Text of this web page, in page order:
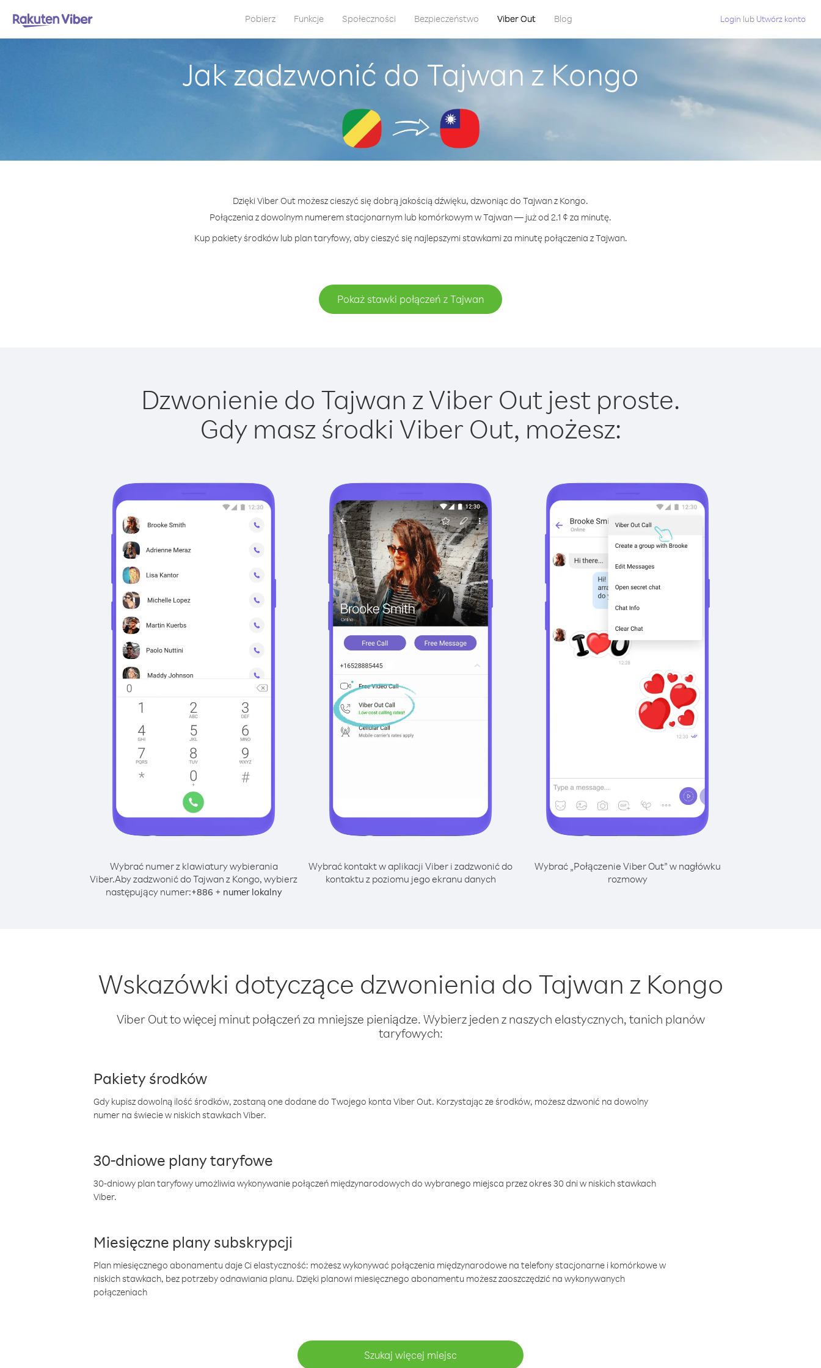
Pobierz Funkcje Społeczności Bezpieczeństwo Viber Out Blog Login lub Utwórz konto
Jak zadzwonić do Tajwan z Kongo
Dzięki Viber Out możesz cieszyć się dobrą jakością dźwięku, dzwoniąc do Tajwan z Kongo.
Połączenia z dowolnym numerem stacjonarnym lub komórkowym w Tajwan — już od 2.1 ¢ za minutę.
Kup pakiety środków lub plan taryfowy, aby cieszyć się najlepszymi stawkami za minutę połączenia z Tajwan.
Pokaż stawki połączeń z Tajwan
Dzwonienie do Tajwan z Viber Out jest proste.
Gdy masz środki Viber Out, możesz:
Wybrać numer z klawiatury wybierania
Viber.Aby zadzwonić do Tajwan z Kongo, wybierz
następujący numer:+886 + numer lokalny
Wybrać kontakt w aplikacji Viber i zadzwonić do
kontaktu z poziomu jego ekranu danych
Wybrać „Połączenie Viber Out” w nagłówku
rozmowy
Wskazówki dotyczące dzwonienia do Tajwan z Kongo
Viber Out to więcej minut połączeń za mniejsze pieniądze. Wybierz jeden z naszych elastycznych, tanich planów
taryfowych:
Pakiety środków
Gdy kupisz dowolną ilość środków, zostaną one dodane do Twojego konta Viber Out. Korzystając ze środków, możesz dzwonić na dowolny
numer na świecie w niskich stawkach Viber.
30-dniowe plany taryfowe
30-dniowy plan taryfowy umożliwia wykonywanie połączeń międzynarodowych do wybranego miejsca przez okres 30 dni w niskich stawkach
Viber.
Miesięczne plany subskrypcji
Plan miesięcznego abonamentu daje Ci elastyczność: możesz wykonywać połączenia międzynarodowe na telefony stacjonarne i komórkowe w
niskich stawkach, bez potrzeby odnawiania planu. Dzięki planowi miesięcznego abonamentu możesz zaoszczędzić na wykonywanych
połączeniach
Szukaj więcej miejsc